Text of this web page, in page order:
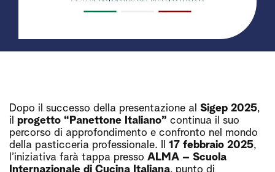
Dopo il successo della presentazione al Sigep 2025
il progetto “Panettone Italiano” continua il suo
percorso di approfondimento e confronto nel mondo
della pasticceria professionale. Il 17 febbraio 2025
l’iniziativa farà tappa presso ALMA – Scuola
Internazionale di Cucina Italiana , punto di